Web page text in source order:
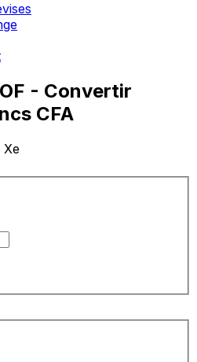
- Convertir
CFA
Xe